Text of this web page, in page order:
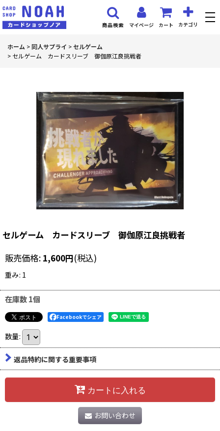
マイページ カート カテゴリ
商品検索
ホーム > 同人サプライ >セルゲーム
> セルゲーム カードスリーブ 御伽原江良挑戦者
セルゲーム カードスリーブ 御伽原江良挑戦者
販売価格: 1,600円(税込)
重み: 1
在庫数 1個
Facebookでシェア
数量:
返品特約に関する重要事項
カートに入れる
お問い合わせ